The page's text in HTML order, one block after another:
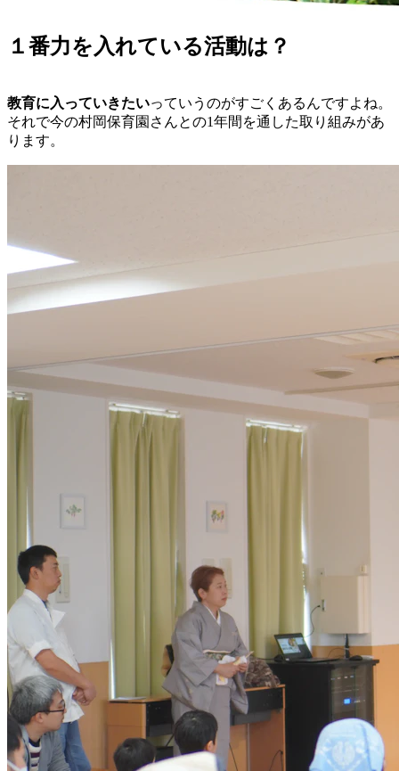
１番力を入れている活動は？
教育に入っていきたいっていうのがすごくあるんですよね。
それで今の村岡保育園さんとの1年間を通した取り組みがあ
ります。